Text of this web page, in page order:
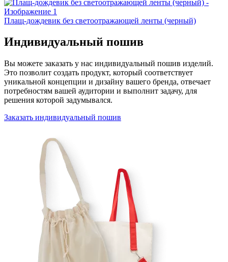
Плащ-дождевик без светоотражающей ленты (черный)
Индивидуальный пошив
Вы можете заказать у нас индивидуальный пошив изделий.
Это позволит создать продукт, который соответствует
уникальной концепции и дизайну вашего бренда, отвечает
потребностям вашей аудитории и выполнит задачу, для
решения которой задумывался.
Заказать индивидуальный пошив